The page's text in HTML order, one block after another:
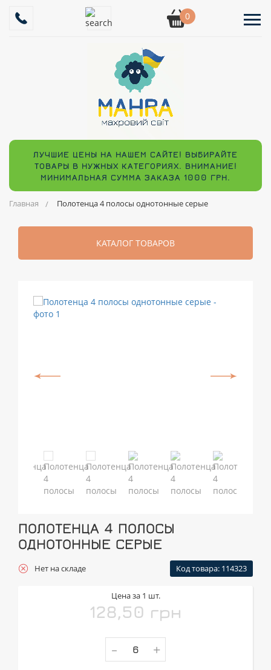
0
ЛУЧШИЕ ЦЕНЫ НА НАШЕМ САЙТЕ! ВЫБИРАЙТЕ
ТОВАРЫ В НУЖНЫХ КАТЕГОРИЯХ. ВНИМАНИЕ!
МИНИМАЛЬНАЯ СУММА ЗАКАЗА 1000 ГРН.
Главная Полотенца 4 полосы однотонные серые
КАТАЛОГ ТОВАРОВ
ПОЛОТЕНЦА 4 ПОЛОСЫ
ОДНОТОННЫЕ СЕРЫЕ
Нет на складе Код товара: 114323
Цена за 1 шт.
128,50 грн
- +